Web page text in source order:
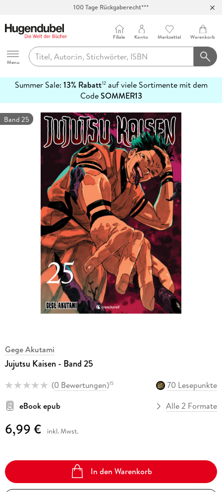
100 Tage Rückgaberecht***
Hugendubel
Menu
Filiale Konto Merkzettel Warenkorb
Summer Sale: 13% Rabatt12auf viele Sortimente mit dem
CodeSOMMER13
erfahren
Band 25
Gege Akutami
Jujutsu Kaisen - Band 25
(0 Bewertungen)15
70 Lesepunkte
eBook epub
Alle 2 Formate
6,99 € inkl. Mwst.
In den Warenkorb